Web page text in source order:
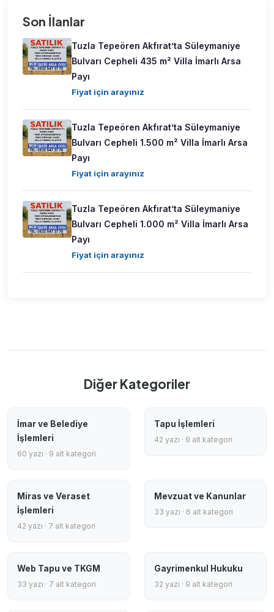
Son İlanlar
Tuzla Tepeören Akfırat’ta Süleymaniye
Bulvarı Cepheli 435 m² Villa İmarlı Arsa
Payı
Fiyat için arayınız
Tuzla Tepeören Akfırat’ta Süleymaniye
Bulvarı Cepheli 1.500 m² Villa İmarlı Arsa
Payı
Fiyat için arayınız
Tuzla Tepeören Akfırat’ta Süleymaniye
Bulvarı Cepheli 1.000 m² Villa İmarlı Arsa
Payı
Fiyat için arayınız
Diğer Kategoriler
İmar ve Belediye
İşlemleri
60 yazı · 9 alt kategori
Tapu İşlemleri
42 yazı · 9 alt kategori
Miras ve Veraset
İşlemleri
42 yazı · 7 alt kategori
Mevzuat ve Kanunlar
33 yazı · 6 alt kategori
Web Tapu ve TKGM
33 yazı · 7 alt kategori
Gayrimenkul Hukuku
32 yazı · 9 alt kategori